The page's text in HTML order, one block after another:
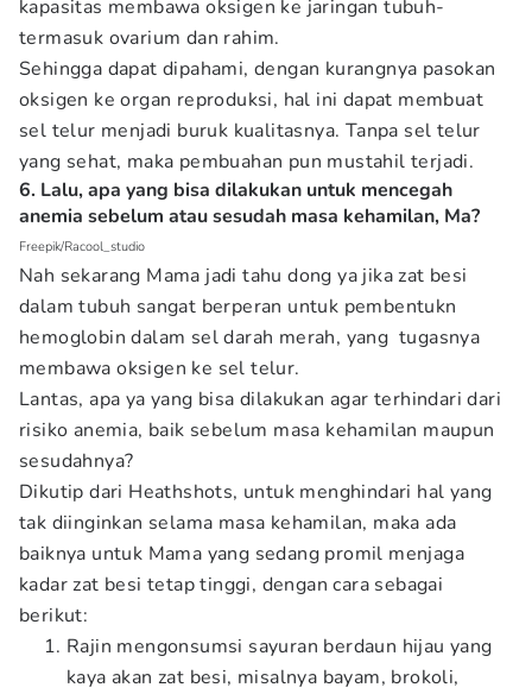
kapasitas membawa oksigen ke jaringan tubuh-
termasuk ovarium dan rahim.
Sehingga dapat dipahami, dengan kurangnya pasokan
oksigen ke organ reproduksi, hal ini dapat membuat
sel telur menjadi buruk kualitasnya. Tanpa sel telur
yang sehat, maka pembuahan pun mustahil terjadi.
6. Lalu, apa yang bisa dilakukan untuk mencegah
anemia sebelum atau sesudah masa kehamilan, Ma?
Freepik/Racool_studio
Nah sekarang Mama jadi tahu dong ya jika zat besi
dalam tubuh sangat berperan untuk pembentukn
hemoglobin dalam sel darah merah, yang tugasnya
membawa oksigen ke sel telur.
Lantas, apa ya yang bisa dilakukan agar terhindari dari
risiko anemia, baik sebelum masa kehamilan maupun
sesudahnya?
Dikutip dari Heathshots, untuk menghindari hal yang
tak diinginkan selama masa kehamilan, maka ada
baiknya untuk Mama yang sedang promil menjaga
kadar zat besi tetap tinggi, dengan cara sebagai
berikut:
Rajin mengonsumsi sayuran berdaun hijau yang
kaya akan zat besi, misalnya bayam, brokoli,